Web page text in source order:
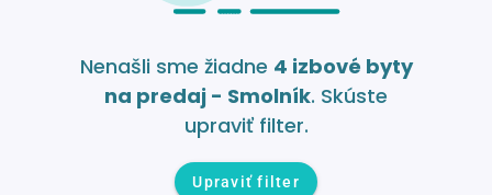
Nenašli sme žiadne 4 izbové byty
na predaj - Smolník. Skúste
upraviť filter.
Upraviť filter